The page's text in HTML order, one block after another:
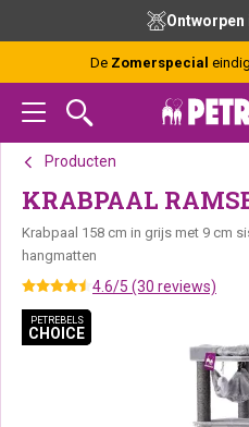
hoofdnavigatie
hoofd
inhoud
voettekst
Ontworpen
De Zomerspecial
Producten
KRABPAAL
Krabpaal 158 cm in grijs met 9 cm
hangmatten
4.6/5 (30 reviews)
PETREBELS
CHOICEPETREBELS CHOICE
PETREBELS
CHOICEPETREBELS CHOICE